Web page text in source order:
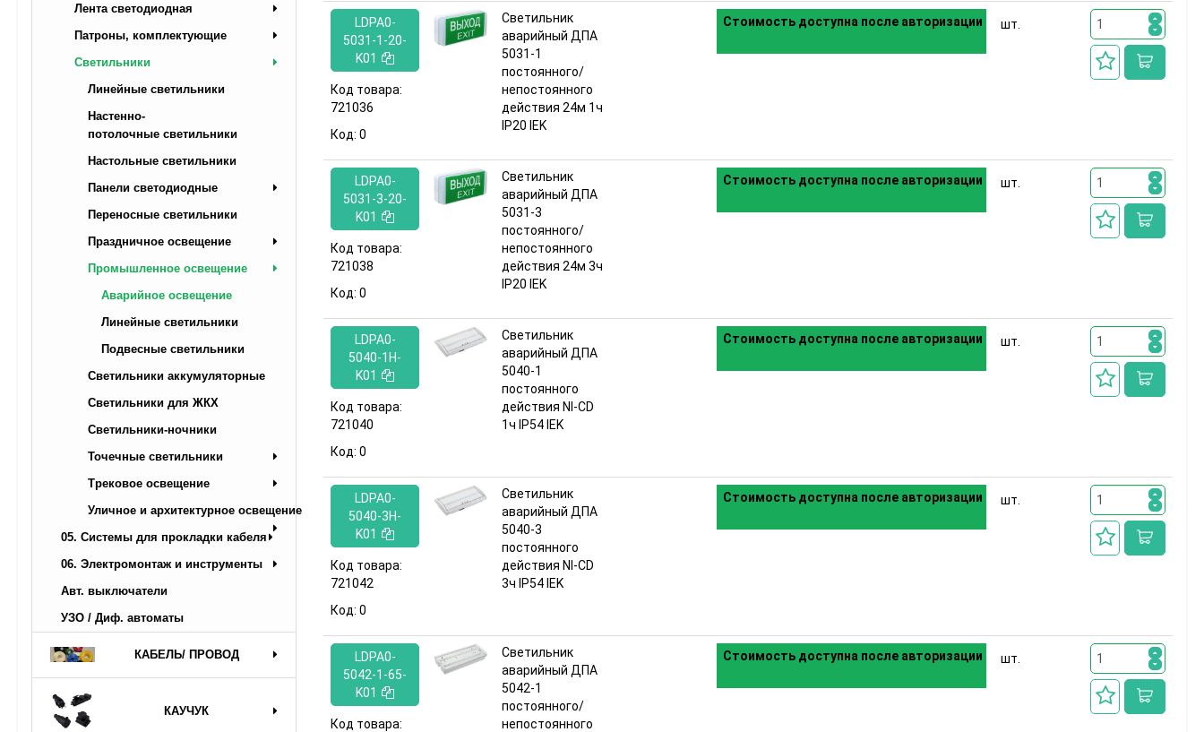
Лента светодиодная
Патроны, комплектующие
Светильники
Линейные светильники
Настенно-
потолочные светильники
Настольные светильники
Панели светодиодные
Переносные светильники
Праздничное освещение
Промышленное освещение
Аварийное освещение
Линейные светильники
Подвесные светильники
Светильники аккумуляторные
Светильники для ЖКХ
Светильники-ночники
Точечные светильники
Трековое освещение
Уличное и архитектурное освещение
05. Системы для прокладки кабеля
06. Электромонтаж и инструменты
Авт. выключатели
УЗО / Диф. автоматы
КАБЕЛЬ/ ПРОВОД
КАУЧУК
LDPA0-
5031-1-20-
K01
Код товара:
721036
Код: 0
Светильник
аварийный ДПА
5031-1
постоянного/
непостоянного
действия 24м 1ч
IP20 IEK
Стоимость доступна после авторизации шт.
LDPA0-
5031-3-20-
K01
Код товара:
721038
Код: 0
Светильник
аварийный ДПА
5031-3
постоянного/
непостоянного
действия 24м 3ч
IP20 IEK
Стоимость доступна после авторизации шт.
LDPA0-
5040-1H-
K01
Код товара:
721040
Код: 0
Светильник
аварийный ДПА
5040-1
постоянного
действия NI-CD
1ч IP54 IEK
Стоимость доступна после авторизации шт.
LDPA0-
5040-3H-
K01
Код товара:
721042
Код: 0
Светильник
аварийный ДПА
5040-3
постоянного
действия NI-CD
3ч IP54 IEK
Стоимость доступна после авторизации шт.
LDPA0-
5042-1-65-
K01
Код товара:
Светильник
аварийный ДПА
5042-1
постоянного/
непостоянного
Стоимость доступна после авторизации шт.